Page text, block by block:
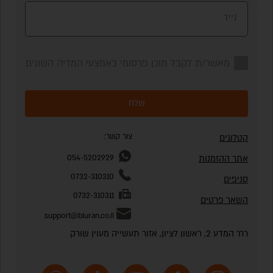
שלח
קטלוגים
אתר ההזמנות
סניפים
השאר פרטים
צור קשר:
054-5202929
0732-310310
0732-310311
support@bluran.co.il
רח' המדע 2, ראשון לציון, אזור תעשייה מעוין שורק